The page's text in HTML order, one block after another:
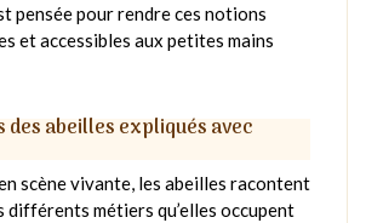
pensée pour rendre ces notions
et accessibles aux petites mains
des abeilles expliqués avec
scène vivante, les abeilles racontent
différents métiers qu’elles occupent